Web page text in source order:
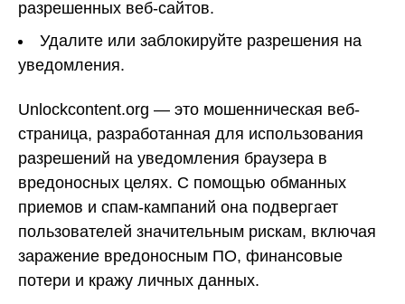
разрешенных веб-сайтов.
Удалите или заблокируйте разрешения на
уведомления.
Unlockcontent.org — это мошенническая веб-
страница, разработанная для использования
разрешений на уведомления браузера в
вредоносных целях. С помощью обманных
приемов и спам-кампаний она подвергает
пользователей значительным рискам, включая
заражение вредоносным ПО, финансовые
потери и кражу личных данных.